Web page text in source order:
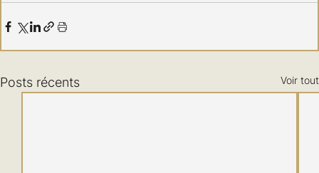
Posts récents Voir tout